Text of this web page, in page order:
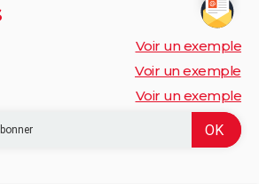
Voir un exemple
Voir un exemple
Voir un exemple